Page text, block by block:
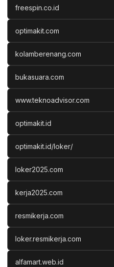
freespin.co.id
optimakit.com
kolamberenang.com
bukasuara.com
www.teknoadvisor.com
optimakit.id
optimakit.id/loker/
loker2025.com
kerja2025.com
resmikerja.com
loker.resmikerja.com
alfamart.web.id